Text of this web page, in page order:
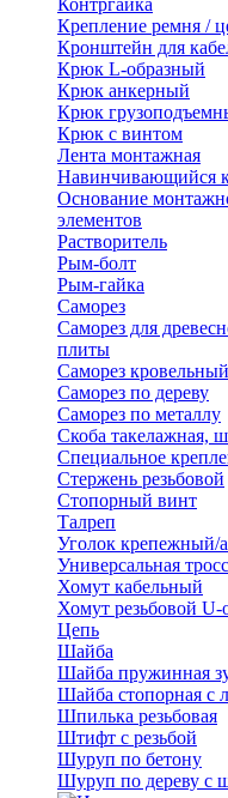
Контргайка
Крепление ремня /
Кронштейн для
Крюк L-образный
Крюк анкерный
Крюк
Крюк с винтом
Лента монтажная
Навинчивающийся
Основание
элементов
Растворитель
Рым-болт
Рым-гайка
Саморез
Саморез для
плиты
Саморез кровельный
Саморез по дереву
Саморез по металлу
Скоба такелажная,
Специальное
Стержень резьбовой
Стопорный винт
Талреп
Уголок крепежный/
Универсальная
Хомут кабельный
Хомут резьбовой
Цепь
Шайба
Шайба пружинная
Шайба стопорная с
Шпилька резьбовая
Штифт с резьбой
Шуруп по бетону
Шуруп по дереву с